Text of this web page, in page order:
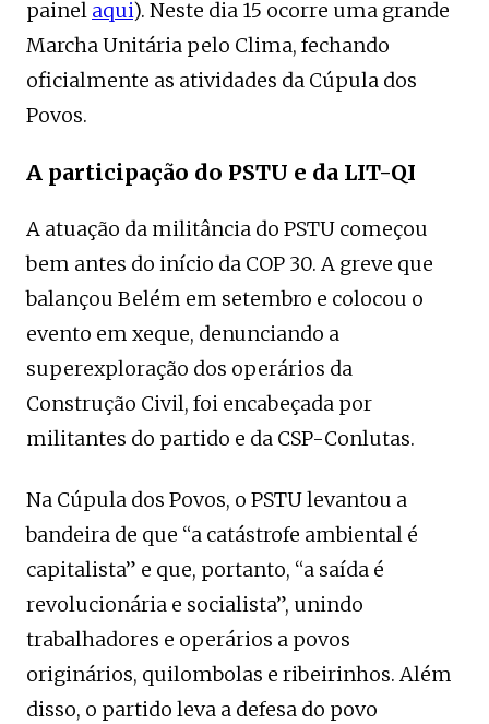
painel aqui). Neste dia 15 ocorre uma grande
Marcha Unitária pelo Clima, fechando
oficialmente as atividades da Cúpula dos
Povos.
A participação do PSTU e da LIT-QI
A atuação da militância do PSTU começou
bem antes do início da COP 30. A greve que
balançou Belém em setembro e colocou o
evento em xeque, denunciando a
superexploração dos operários da
Construção Civil, foi encabeçada por
militantes do partido e da CSP-Conlutas.
Na Cúpula dos Povos, o PSTU levantou a
bandeira de que “a catástrofe ambiental é
capitalista” e que, portanto, “a saída é
revolucionária e socialista”, unindo
trabalhadores e operários a povos
originários, quilombolas e ribeirinhos. Além
disso, o partido leva a defesa do povo